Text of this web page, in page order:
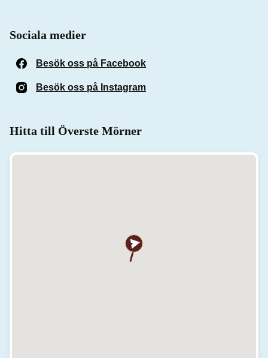
Sociala medier
Besök oss på Facebook
Besök oss på Instagram
Hitta till Överste Mörner